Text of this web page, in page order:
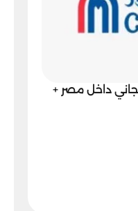
داخل مصر +